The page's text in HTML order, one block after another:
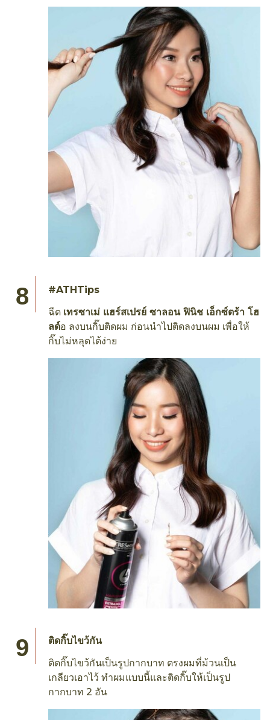
#ATHTips
ฉีด เทรซาเม่ แฮร์สเปรย์ ซาลอน ฟินิช เอ็กซ์ตร้า โฮ
ลด์อ ลงบนกิ๊บติดผม ก่อนนำไปติดลงบนผม เพื่อให้
กิ๊บไม่หลุดได้ง่าย
ติดกิ๊บไขว้กัน
ติดกิ๊บไขว้กันเป็นรูปกากบาท ตรงผมที่ม้วนเป็น
เกลียวเอาไว้ ทำผมแบบนี้และติดกิ๊บให้เป็นรูป
กากบาท 2 อัน